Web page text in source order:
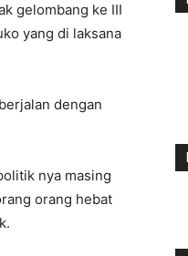
gelombang ke III
yang di laksana
dengan
nya masing
orang hebat